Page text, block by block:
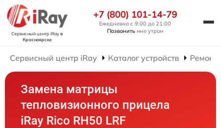
Сервисный центр iRayв
Красноярске
+7 (800) 101-14-79
Ежедневно с 9:00 до 21:00
Позвонить мне утром
Сервисный центр iRay Каталог устройств Ремонт
Замена матрицы
тепловизионного прицела
iRay Rico RH50 LRF